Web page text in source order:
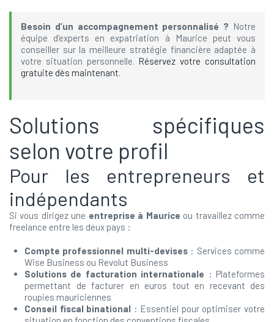
Besoin d’un accompagnement personnalisé ? Notre
équipe d’experts en expatriation à Maurice peut vous
conseiller sur la meilleure stratégie financière adaptée à
votre situation personnelle. Réservez votre consultation
gratuite dès maintenant.
Solutions spécifiques
selon votre profil
Pour les entrepreneurs et
indépendants
Si vous dirigez une entreprise à Maurice ou travaillez comme
freelance entre les deux pays :
Compte professionnel multi-devises: Services comme
Wise Business ou Revolut Business
Solutions de facturation internationale : Plateformes
permettant de facturer en euros tout en recevant des
roupies mauriciennes
Conseil fiscal binational : Essentiel pour optimiser votre